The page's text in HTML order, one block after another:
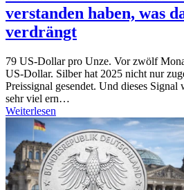
verstanden haben, was
verdrängt
79 US-Dollar pro Unze. Vor zwölf
US-Dollar. Silber hat 2025 nicht nur
Preissignal gesendet. Und dieses
sehr viel ern…
Weiterlesen